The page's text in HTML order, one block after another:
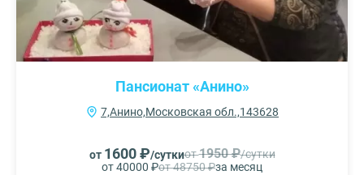
Пансионат «Анино»
7,Анино,Московская обл.,143628
от 1600 ₽/суткиот1950 ₽/сутки
от 40000 ₽от 48750 ₽за месяц